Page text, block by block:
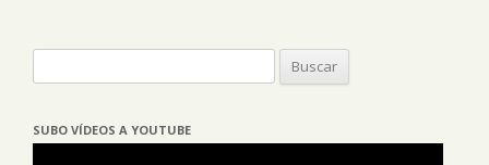
SUBO VÍDEOS A YOUTUBE